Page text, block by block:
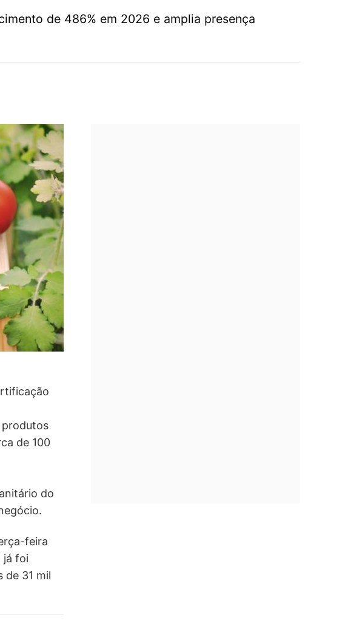
de 486% em 2026 e amplia presença
produtos
de 100
do
feira
já foi
de 31 mil